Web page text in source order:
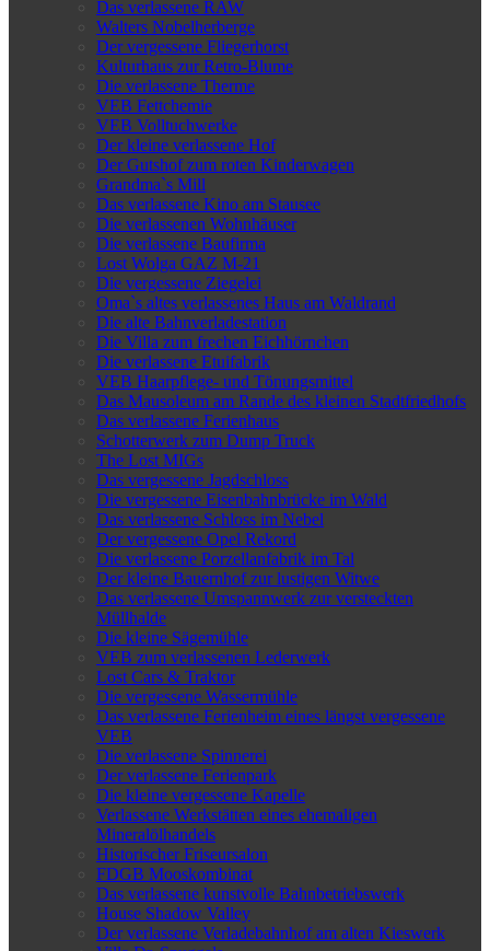
Das verlassene RAW
Walters Nobelherberge
Der vergessene Fliegerhorst
Kulturhaus zur Retro-Blume
Die verlassene Therme
VEB Fettchemie
VEB Volltuchwerke
Der kleine verlassene Hof
Der Gutshof zum roten Kinderwagen
Grandma`s Mill
Das verlassene Kino am Stausee
Die verlassenen Wohnhäuser
Die verlassene Baufirma
Lost Wolga GAZ M-21
Die vergessene Ziegelei
Oma`s altes verlassenes Haus am Waldrand
Die alte Bahnverladestation
Die Villa zum frechen Eichhörnchen
Die verlassene Etuifabrik
VEB Haarpflege- und Tönungsmittel
Das Mausoleum am Rande des kleinen Stadtfriedhofs
Das verlassene Ferienhaus
Schotterwerk zum Dump Truck
The Lost MIGs
Das vergessene Jagdschloss
Die vergessene Eisenbahnbrücke im Wald
Das verlassene Schloss im Nebel
Der vergessene Opel Rekord
Die verlassene Porzellanfabrik im Tal
Der kleine Bauernhof zur lustigen Witwe
Das verlassene Umspannwerk zur versteckten
Müllhalde
Die kleine Sägemühle
VEB zum verlassenen Lederwerk
Lost Cars & Traktor
Die vergessene Wassermühle
Das verlassene Ferienheim eines längst vergessene
VEB
Die verlassene Spinnerei
Der verlassene Ferienpark
Die kleine vergessene Kapelle
Verlassene Werkstätten eines ehemaligen
Mineralölhandels
Historischer Friseursalon
FDGB Mooskombinat
Das verlassene kunstvolle Bahnbetriebswerk
House Shadow Valley
Der verlassene Verladebahnhof am alten Kieswerk